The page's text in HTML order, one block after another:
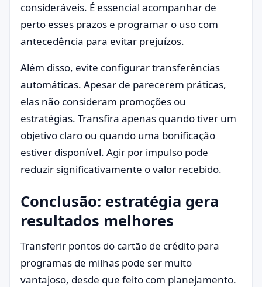
consideráveis. É essencial acompanhar de
perto esses prazos e programar o uso com
antecedência para evitar prejuízos.
Além disso, evite configurar transferências
automáticas. Apesar de parecerem práticas,
elas não consideram promoções ou
estratégias. Transfira apenas quando tiver um
objetivo claro ou quando uma bonificação
estiver disponível. Agir por impulso pode
reduzir significativamente o valor recebido.
Conclusão: estratégia gera
resultados melhores
Transferir pontos do cartão de crédito para
programas de milhas pode ser muito
vantajoso, desde que feito com planejamento.